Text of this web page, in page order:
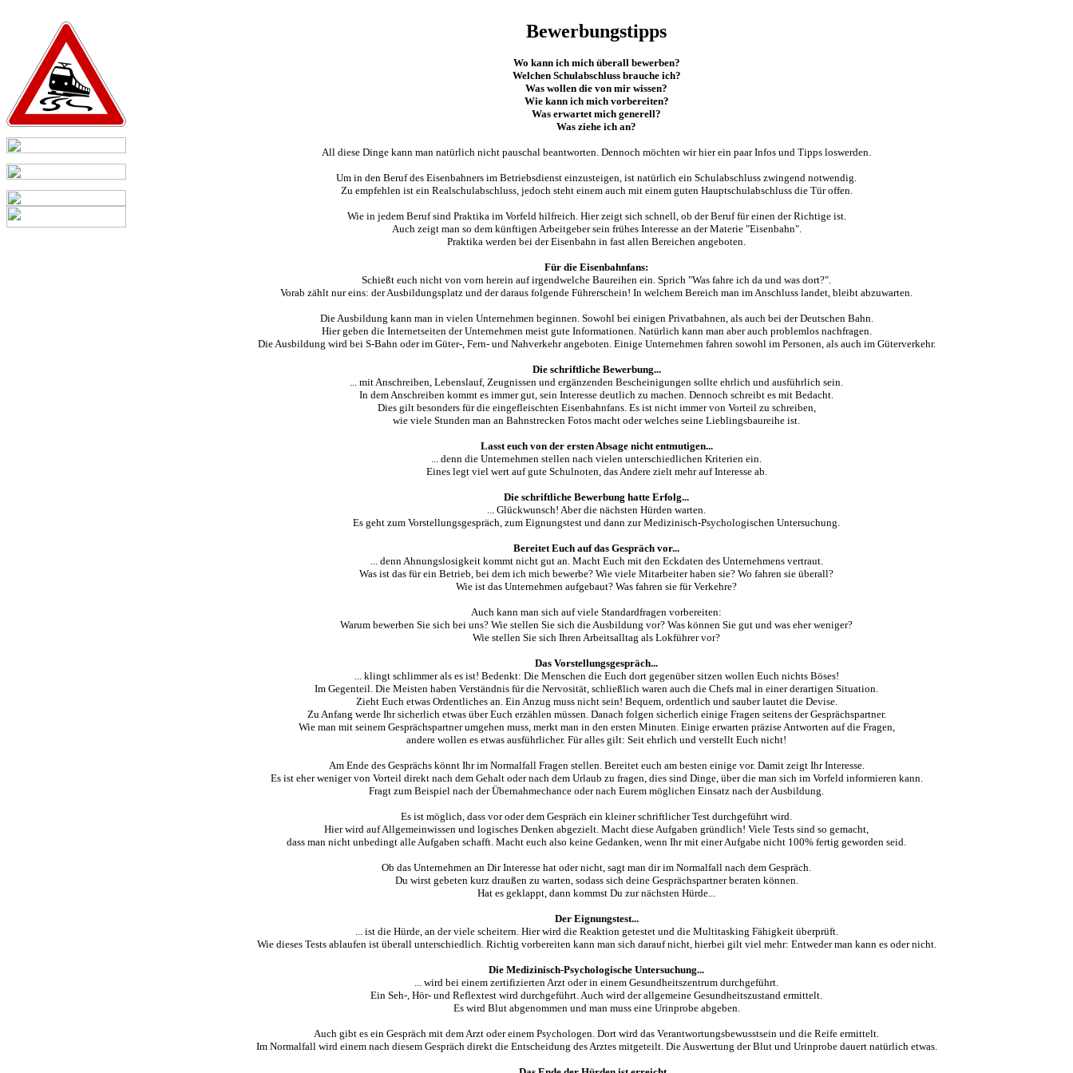
Bewerbungstipps
Wo kann ich mich überall bewerben?
Welchen Schulabschluss brauche ich?
Was wollen die von mir wissen?
Wie kann ich mich vorbereiten?
Was erwartet mich generell?
Was ziehe ich an?
All diese Dinge kann man natürlich nicht pauschal beantworten. Dennoch möchten wir hier ein paar Infos und Tipps loswerden.
Um in den Beruf des Eisenbahners im Betriebsdienst einzusteigen, ist natürlich ein Schulabschluss zwingend notwendig.
Zu empfehlen ist ein Realschulabschluss, jedoch steht einem auch mit einem guten Hauptschulabschluss die Tür offen.
Wie in jedem Beruf sind Praktika im Vorfeld hilfreich. Hier zeigt sich schnell, ob der Beruf für einen der Richtige ist.
Auch zeigt man so dem künftigen Arbeitgeber sein frühes Interesse an der Materie "Eisenbahn".
Praktika werden bei der Eisenbahn in fast allen Bereichen angeboten.
Für die Eisenbahnfans:
Schießt euch nicht von vorn herein auf irgendwelche Baureihen ein. Sprich "Was fahre ich da und was dort?".
Vorab zählt nur eins: der Ausbildungsplatz und der daraus folgende Führerschein! In welchem Bereich man im Anschluss landet, bleibt abzuwarten.
Die Ausbildung kann man in vielen Unternehmen beginnen. Sowohl bei einigen Privatbahnen, als auch bei der Deutschen Bahn.
Hier geben die Internetseiten der Unternehmen meist gute Informationen. Natürlich kann man aber auch problemlos nachfragen.
Die Ausbildung wird bei S-Bahn oder im Güter-, Fern- und Nahverkehr angeboten. Einige Unternehmen fahren sowohl im Personen, als auch im Güterverkehr.
Die schriftliche Bewerbung...
... mit Anschreiben, Lebenslauf, Zeugnissen und ergänzenden Bescheinigungen sollte ehrlich und ausführlich sein.
In dem Anschreiben kommt es immer gut, sein Interesse deutlich zu machen. Dennoch schreibt es mit Bedacht.
Dies gilt besonders für die eingefleischten Eisenbahnfans. Es ist nicht immer von Vorteil zu schreiben,
wie viele Stunden man an Bahnstrecken Fotos macht oder welches seine Lieblingsbaureihe ist.
Lasst euch von der ersten Absage nicht entmutigen...
... denn die Unternehmen stellen nach vielen unterschiedlichen Kriterien ein.
Eines legt viel wert auf gute Schulnoten, das Andere zielt mehr auf Interesse ab.
Die schriftliche Bewerbung hatte Erfolg...
... Glückwunsch! Aber die nächsten Hürden warten.
Es geht zum Vorstellungsgespräch, zum Eignungstest und dann zur Medizinisch-Psychologischen Untersuchung.
Bereitet Euch auf das Gespräch vor...
... denn Ahnungslosigkeit kommt nicht gut an. Macht Euch mit den Eckdaten des Unternehmens vertraut.
Was ist das für ein Betrieb, bei dem ich mich bewerbe? Wie viele Mitarbeiter haben sie? Wo fahren sie überall?
Wie ist das Unternehmen aufgebaut? Was fahren sie für Verkehre?
Auch kann man sich auf viele Standardfragen vorbereiten:
Warum bewerben Sie sich bei uns? Wie stellen Sie sich die Ausbildung vor? Was können Sie gut und was eher weniger?
Wie stellen Sie sich Ihren Arbeitsalltag als Lokführer vor?
Das Vorstellungsgespräch...
... klingt schlimmer als es ist! Bedenkt: Die Menschen die Euch dort gegenüber sitzen wollen Euch nichts Böses!
Im Gegenteil. Die Meisten haben Verständnis für die Nervosität, schließlich waren auch die Chefs mal in einer derartigen Situation.
Zieht Euch etwas Ordentliches an. Ein Anzug muss nicht sein! Bequem, ordentlich und sauber lautet die Devise.
Zu Anfang werde Ihr sicherlich etwas über Euch erzählen müssen. Danach folgen sicherlich einige Fragen seitens der Gesprächspartner.
Wie man mit seinem Gesprächspartner umgehen muss, merkt man in den ersten Minuten. Einige erwarten präzise Antworten auf die Fragen,
andere wollen es etwas ausführlicher. Für alles gilt: Seit ehrlich und verstellt Euch nicht!
Am Ende des Gesprächs könnt Ihr im Normalfall Fragen stellen. Bereitet euch am besten einige vor. Damit zeigt Ihr Interesse.
Es ist eher weniger von Vorteil direkt nach dem Gehalt oder nach dem Urlaub zu fragen, dies sind Dinge, über die man sich im Vorfeld informieren kann.
Fragt zum Beispiel nach der Übernahmechance oder nach Eurem möglichen Einsatz nach der Ausbildung.
Es ist möglich, dass vor oder dem Gespräch ein kleiner schriftlicher Test durchgeführt wird.
Hier wird auf Allgemeinwissen und logisches Denken abgezielt. Macht diese Aufgaben gründlich! Viele Tests sind so gemacht,
dass man nicht unbedingt alle Aufgaben schafft. Macht euch also keine Gedanken, wenn Ihr mit einer Aufgabe nicht 100% fertig geworden seid.
Ob das Unternehmen an Dir Interesse hat oder nicht, sagt man dir im Normalfall nach dem Gespräch.
Du wirst gebeten kurz draußen zu warten, sodass sich deine Gesprächspartner beraten können.
Hat es geklappt, dann kommst Du zur nächsten Hürde...
Der Eignungstest...
... ist die Hürde, an der viele scheitern. Hier wird die Reaktion getestet und die Multitasking Fähigkeit überprüft.
Wie dieses Tests ablaufen ist überall unterschiedlich. Richtig vorbereiten kann man sich darauf nicht, hierbei gilt viel mehr: Entweder man kann es oder nicht.
Die Medizinisch-Psychologische Untersuchung...
... wird bei einem zertifizierten Arzt oder in einem Gesundheitszentrum durchgeführt.
Ein Seh-, Hör- und Reflextest wird durchgeführt. Auch wird der allgemeine Gesundheitszustand ermittelt.
Es wird Blut abgenommen und man muss eine Urinprobe abgeben.
Auch gibt es ein Gespräch mit dem Arzt oder einem Psychologen. Dort wird das Verantwortungsbewusstsein und die Reife ermittelt.
Im Normalfall wird einem nach diesem Gespräch direkt die Entscheidung des Arztes mitgeteilt. Die Auswertung der Blut und Urinprobe dauert natürlich etwas.